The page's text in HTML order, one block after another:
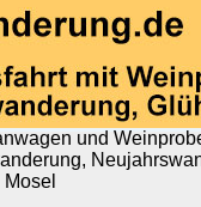
und